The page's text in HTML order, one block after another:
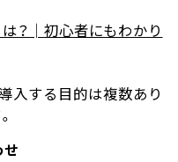
？│初心者にもわかり
入する目的は複数あり